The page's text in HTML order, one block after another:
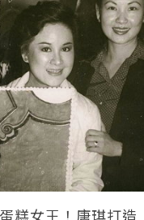
糕女王！唐琪打造